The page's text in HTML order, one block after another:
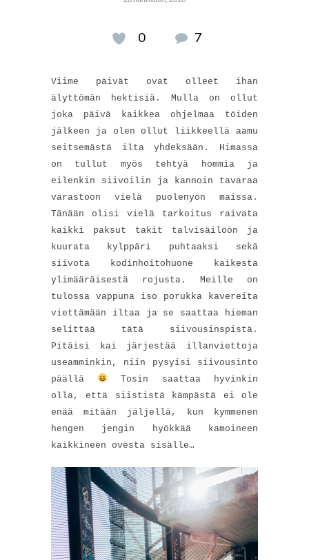
0 7
Viime päivät ovat olleet ihan
älyttömän hektisiä. Mulla on ollut
joka päivä kaikkea ohjelmaa töiden
jälkeen ja olen ollut liikkeellä aamu
seitsemästä ilta yhdeksään. Himassa
on tullut myös tehtyä hommia ja
eilenkin siivoilin ja kannoin tavaraa
varastoon vielä puolenyön maissa.
Tänään olisi vielä tarkoitus raivata
kaikki paksut takit talvisäilöön ja
kuurata kylppäri puhtaaksi sekä
siivota kodinhoitohuone kaikesta
ylimääräisestä rojusta. Meille on
tulossa vappuna iso porukka kavereita
viettämään iltaa ja se saattaa hieman
selittää tätä siivousinspistä.
Pitäisi kai järjestää illanviettoja
useamminkin, niin pysyisi siivousinto
päällä
Tosin saattaa hyvinkin
olla, että siististä kämpästä ei ole
enää mitään jäljellä, kun kymmenen
hengen jengin hyökkää kamoineen
kaikkineen ovesta sisälle…